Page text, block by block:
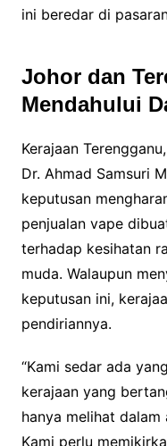
ini beredar di
Johor dan
Mendahului
Kerajaan
Dr. Ahmad Samsuri
keputusan
penjualan vape
terhadap kesihatan
muda. Walaupun
keputusan ini,
pendiriannya.
“Kami sedar ada
kerajaan yang
hanya melihat
Kami perlu